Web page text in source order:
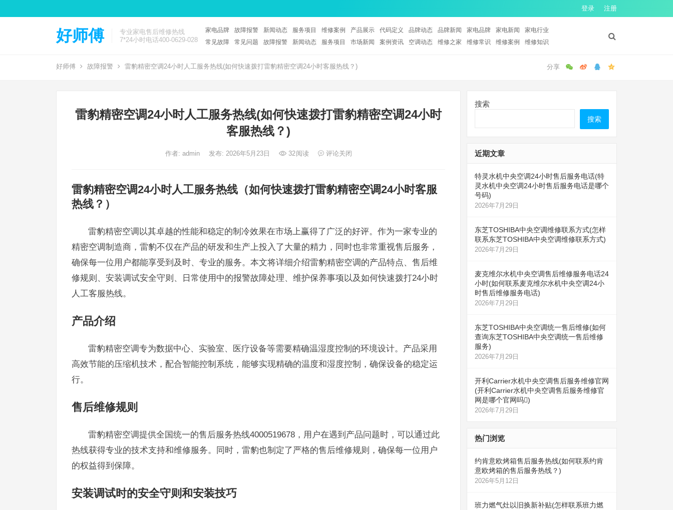
登录 注册
好师傅
专业家电售后维修热线
7*24小时电话400-0629-028
家电品牌 故障报警 新闻动态 服务项目 维修案例 产品展示 代码定义 品牌动态 品牌新闻 家电品牌 家电新闻
家电行业
常见故障
常见问题 故障报警 新闻动态 服务项目 市场新闻 案例资讯 空调动态 维修之家 维修常识 维修案例 维修知识
好师傅 故障报警 雷豹精密空调24小时人工服务热线(如何快速拨打雷豹精密空调24小时客服热线？)
雷豹精密空调24小时人工服务热线(如何快速拨打雷豹精密空调24小时
客服热线？)
作者: admin 发布: 2026年5月23日 32阅读 评论关闭
雷豹精密空调24小时人工服务热线（如何快速拨打雷豹精密空调24小时客服
热线？）
雷豹精密空调以其卓越的性能和稳定的制冷效果在市场上赢得了广泛的好评。作为一家专业的
精密空调制造商，雷豹不仅在产品的研发和生产上投入了大量的精力，同时也非常重视售后服务，
确保每一位用户都能享受到及时、专业的服务。本文将详细介绍雷豹精密空调的产品特点、售后维
修规则、安装调试安全守则、日常使用中的报警故障处理、维护保养事项以及如何快速拨打24小时
人工客服热线。
产品介绍
雷豹精密空调专为数据中心、实验室、医疗设备等需要精确温湿度控制的环境设计。产品采用
高效节能的压缩机技术，配合智能控制系统，能够实现精确的温度和湿度控制，确保设备的稳定运
行。
售后维修规则
雷豹精密空调提供全国统一的售后服务热线4000519678，用户在遇到产品问题时，可以通过此
热线获得专业的技术支持和维修服务。同时，雷豹也制定了严格的售后维修规则，确保每一位用户
的权益得到保障。
安装调试时的安全守则和安装技巧
搜索
搜索
近期文章
特灵水机中央空调24小时售后服务电话(特
灵水机中央空调24小时售后服务电话是哪个
号码)
2026年7月29日
东芝TOSHIBA中央空调维修联系方式(怎样
联系东芝TOSHIBA中央空调维修联系方式)
2026年7月29日
麦克维尔水机中央空调售后维修服务电话24
小时(如何联系麦克维尔水机中央空调24小
时售后维修服务电话)
2026年7月29日
东芝TOSHIBA中央空调统一售后维修(如何
查询东芝TOSHIBA中央空调统一售后维修
服务)
2026年7月29日
开利Carrier水机中央空调售后服务维修官网
(开利Carrier水机中央空调售后服务维修官
网是哪个官网吗)
2026年7月29日
热门浏览
约肯意欧烤箱售后服务热线(如何联系约肯
意欧烤箱的售后服务热线？)
2026年5月12日
班力燃气灶以旧换新补贴(怎样联系班力燃